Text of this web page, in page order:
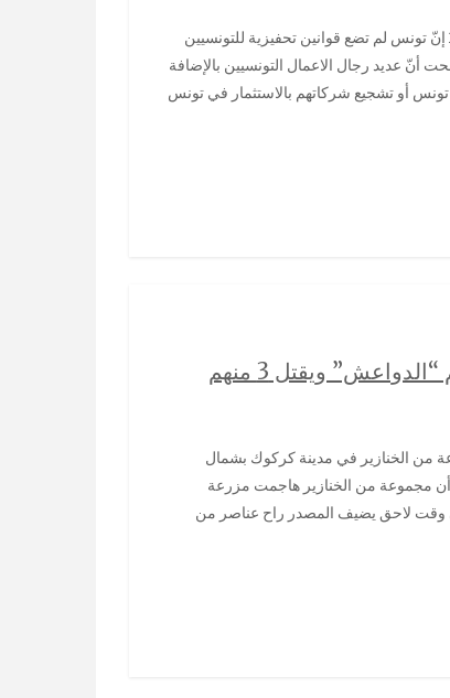
أنّ عديد رجال الاعمال التونسيين بالإضافة
أو تشجيع شركاتهم بالاستثمار في تونس
ويقتل 3 منهم
أن مجموعة من الخنازير هاجمت مزرعة
بمدينة كركوك، وقتلت 3 إرهابيين. وفي وقت لاحق يضيف المصدر راح عناصر من